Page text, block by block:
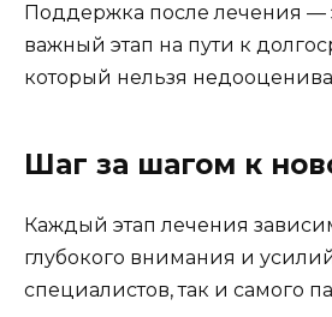
Поддержка после лечения —
важный этап на пути к
который нельзя
Шаг за шагом к
Каждый этап лечения
глубокого внимания и
специалистов, так и самого